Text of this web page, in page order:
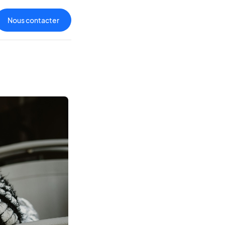
Nous contacter